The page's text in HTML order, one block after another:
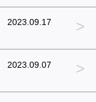
2023.09.17 >
2023.09.07 >